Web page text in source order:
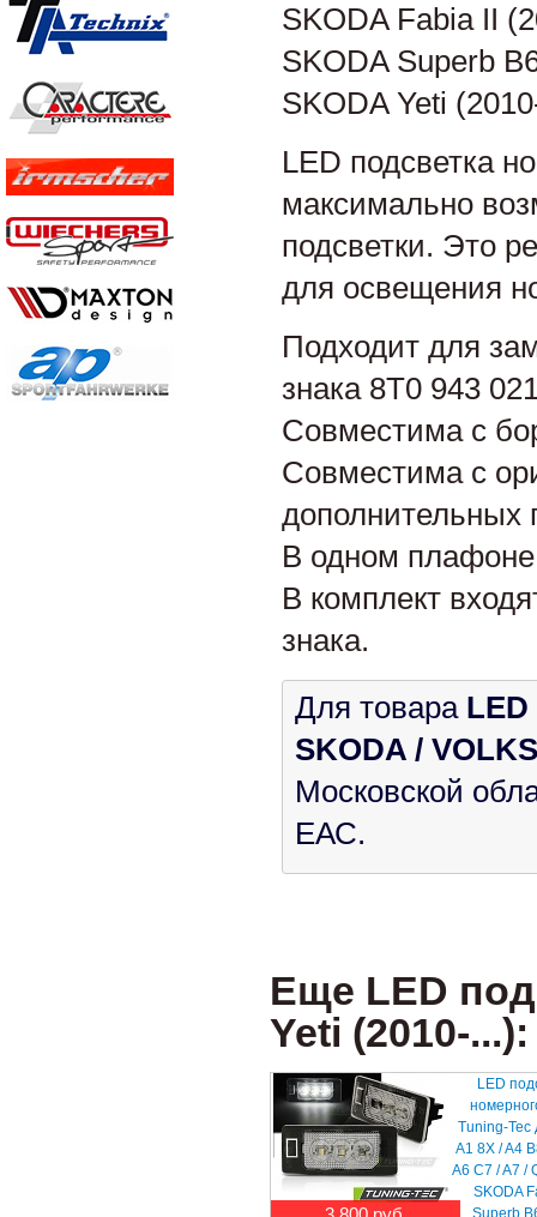
SKODA Fabia II
SKODA Superb
SKODA Yeti
LED подсветка
максимально
подсветки. Это
для освещения
Подходит для
знака 8T0 943
Совместима с
Совместима с
дополнительных
В одном плафоне
В комплект
знака.
Для товара
SKODA /
Московской
ЕАС.
Еще LED
Yeti (2010-...):
LED
Tuning-Tec
A1 8X / A4
A6 C7 / A7 /
SKODA